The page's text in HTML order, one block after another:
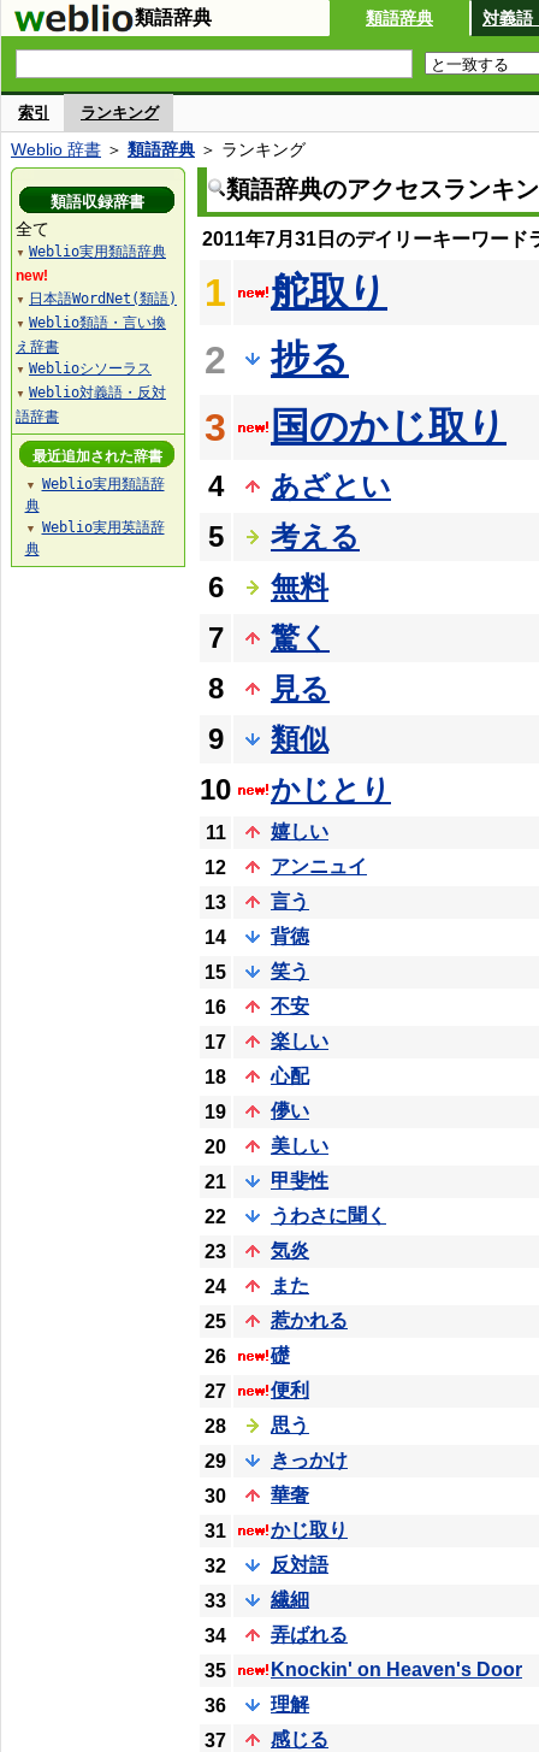
類語辞典 類語辞典 対義語
索引 ランキング
Weblio 辞書 ＞ 類語辞典 ＞ ランキング
類語辞典のアクセスランキ
2011年7月31日のデイリーキーワード
1
舵取り
2
捗る
3
国のかじ取り
4
あざとい
5
考える
6
無料
7
驚く
8
見る
9
類似
10
かじとり
11
嬉しい
12
アンニュイ
13
言う
14
背徳
15
笑う
16
不安
17
楽しい
18
心配
19
儚い
20
美しい
21
甲斐性
22
うわさに聞く
23
気炎
24
また
25
惹かれる
26
礎
27
便利
28
思う
29
きっかけ
30
華奢
31
かじ取り
32
反対語
33
繊細
34
弄ばれる
35
Knockin' on Heaven's Door
36
理解
37
感じる
類語収録辞書
全て
▼ Weblio実用類語辞典
new!
▼ 日本語WordNet(類語)
▼ Weblio類語・言い換
え辞書
▼ Weblioシソーラス
▼ Weblio対義語・反対
語辞書
最近追加された辞書
▼
Weblio実用類語辞
典
▼
Weblio実用英語辞
典